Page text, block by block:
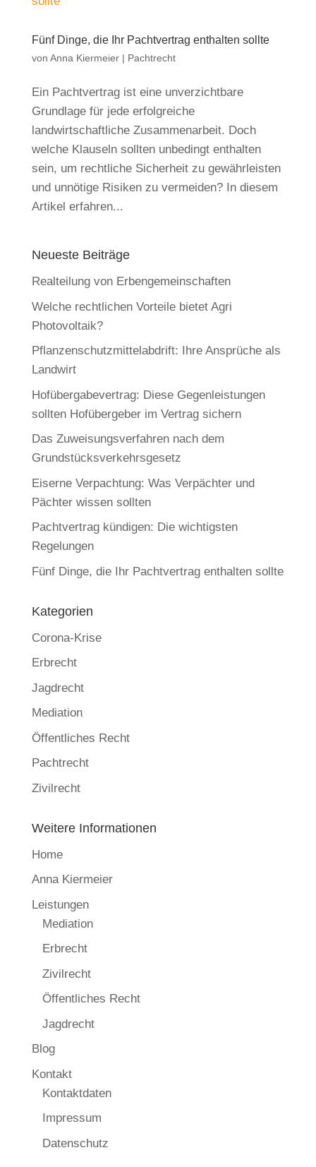
Fünf Dinge, die Ihr Pachtvertrag enthalten sollte
von Anna Kiermeier| Pachtrecht
Ein Pachtvertrag ist eine unverzichtbare
Grundlage für jede erfolgreiche
landwirtschaftliche Zusammenarbeit. Doch
welche Klauseln sollten unbedingt enthalten
sein, um rechtliche Sicherheit zu gewährleisten
und unnötige Risiken zu vermeiden? In diesem
Artikel erfahren...
Neueste Beiträge
Realteilung von Erbengemeinschaften
Welche rechtlichen Vorteile bietet Agri
Photovoltaik?
Pflanzenschutzmittelabdrift: Ihre Ansprüche als
Landwirt
Hofübergabevertrag: Diese Gegenleistungen
sollten Hofübergeber im Vertrag sichern
Das Zuweisungsverfahren nach dem
Grundstücksverkehrsgesetz
Eiserne Verpachtung: Was Verpächter und
Pächter wissen sollten
Pachtvertrag kündigen: Die wichtigsten
Regelungen
Fünf Dinge, die Ihr Pachtvertrag enthalten sollte
Kategorien
Corona-Krise
Erbrecht
Jagdrecht
Mediation
Öffentliches Recht
Pachtrecht
Zivilrecht
Weitere Informationen
Home
Anna Kiermeier
Leistungen
Mediation
Erbrecht
Zivilrecht
Öffentliches Recht
Jagdrecht
Blog
Kontakt
Kontaktdaten
Impressum
Datenschutz